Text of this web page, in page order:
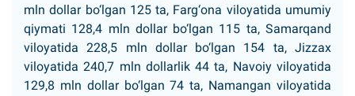
mln dollar bo‘lgan 125 ta, Farg‘ona viloyatida umumiy
qiymati 128,4 mln dollar bo‘lgan 115 ta, Samarqand
viloyatida 228,5 mln dollar bo‘lgan 154 ta, Jizzax
viloyatida 240,7 mln dollarlik 44 ta, Navoiy viloyatida
129,8 mln dollar bo‘lgan 74 ta, Namangan viloyatida